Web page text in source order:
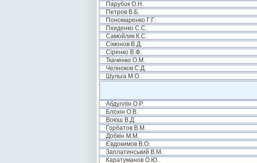
Парубок О.Н.
Петров В.Б.
Пономаренко Г.Г.
Пхиденко С.С.
Самойлик К.С.
Сімонов В.Д.
Сіренко В.Ф.
Ткаченко О.М.
Челноков С.Д.
Шульга М.О.
Абдуллін О.Р.
Блохін О.В.
Воюш В.Д.
Горбатов В.М.
Добкін М.М.
Євдокимов В.О.
Заплатинський В.М.
Каратуманов О.Ю.